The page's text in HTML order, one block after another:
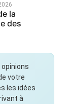
la
des
votre
les idées
à